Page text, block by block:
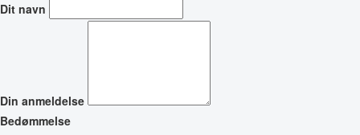
Dit navn
Din anmeldelse
Bedømmelse